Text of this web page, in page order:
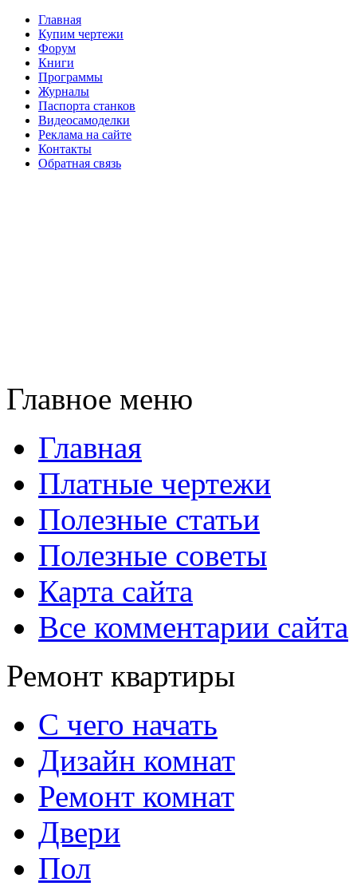
Главная
Купим чертежи
Форум
Книги
Программы
Журналы
Паспорта станков
Видеосамоделки
Реклама на сайте
Контакты
Обратная связь
Главное меню
Главная
Платные чертежи
Полезные статьи
Полезные советы
Карта сайта
Все комментарии сайта
Ремонт квартиры
С чего начать
Дизайн комнат
Ремонт комнат
Двери
Пол